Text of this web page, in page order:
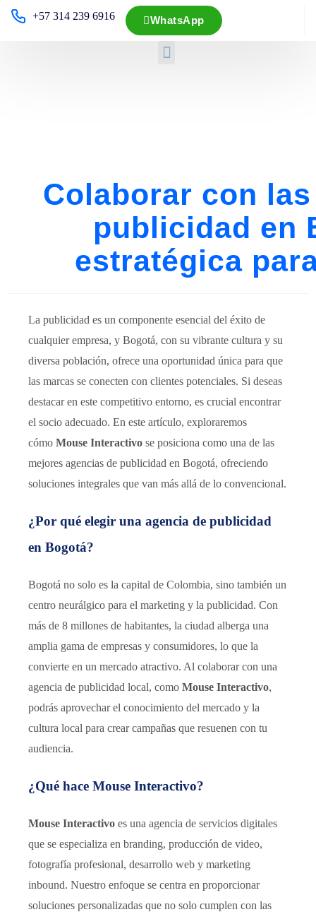
+57 314 239 6916 WhatsApp
Colaborar con
publicidad en
estratégica
La publicidad es un componente esencial del éxito de
cualquier empresa, y Bogotá, con su vibrante cultura y su
diversa población, ofrece una oportunidad única para que
las marcas se conecten con clientes potenciales. Si deseas
destacar en este competitivo entorno, es crucial encontrar
el socio adecuado. En este artículo, exploraremos
cómo Mouse Interactivo se posiciona como una de las
mejores agencias de publicidad en Bogotá, ofreciendo
soluciones integrales que van más allá de lo convencional.
¿Por qué elegir una agencia de publicidad
en Bogotá?
Bogotá no solo es la capital de Colombia, sino también un
centro neurálgico para el marketing y la publicidad. Con
más de 8 millones de habitantes, la ciudad alberga una
amplia gama de empresas y consumidores, lo que la
convierte en un mercado atractivo. Al colaborar con una
agencia de publicidad local, como Mouse Interactivo,
podrás aprovechar el conocimiento del mercado y la
cultura local para crear campañas que resuenen con tu
audiencia.
¿Qué hace Mouse Interactivo?
Mouse Interactivo es una agencia de servicios digitales
que se especializa en branding, producción de video,
fotografía profesional, desarrollo web y marketing
inbound. Nuestro enfoque se centra en proporcionar
soluciones personalizadas que no solo cumplen con las